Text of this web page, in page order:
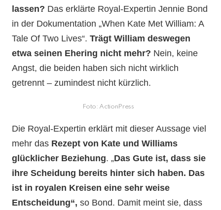
lassen? Das erklärte Royal-Expertin Jennie Bond
in der Dokumentation „When Kate Met William: A
Tale Of Two Lives“.Trägt William deswegen
etwa seinen Ehering nicht mehr? Nein, keine
Angst, die beiden haben sich nicht wirklich
getrennt – zumindest nicht kürzlich.
Foto: ActionPress
Die Royal-Expertin erklärt mit dieser Aussage viel
mehr das Rezept von Kate und Williams
glücklicher Beziehung. „Das Gute ist, dass sie
ihre Scheidung bereits hinter sich haben. Das
ist in royalen Kreisen eine sehr weise
Entscheidung“, so Bond. Damit meint sie, dass